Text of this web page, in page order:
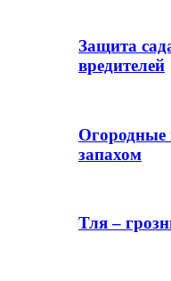
Защита
вредителей
Огородные
запахом
Тля –